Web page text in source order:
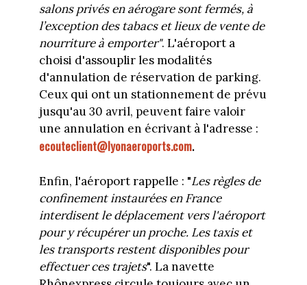
salons privés en aérogare sont fermés, à
l’exception des tabacs et lieux de vente de
nourriture à emporter". L'aéroport a
choisi d'assouplir les modalités
d'annulation de réservation de parking.
Ceux qui ont un stationnement de prévu
jusqu'au 30 avril, peuvent faire valoir
une annulation en écrivant à l'adresse :
ecouteclient@lyonaeroports.com.
Enfin, l'aéroport rappelle : "Les règles de
confinement instaurées en France
interdisent le déplacement vers l'aéroport
pour y récupérer un proche. Les taxis et
les transports restent disponibles pour
effectuer ces trajets". La navette